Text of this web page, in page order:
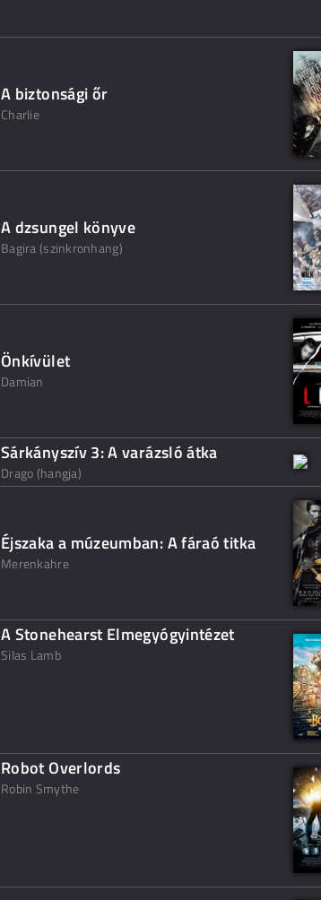
A biztonsági őr
Charlie
A dzsungel könyve
Bagira (szinkronhang)
Önkívület
Damian
Sárkányszív 3: A varázsló átka
Drago (hangja)
Éjszaka a múzeumban: A fáraó titka
Merenkahre
A Stonehearst Elmegyógyintézet
Silas Lamb
Robot Overlords
Robin Smythe